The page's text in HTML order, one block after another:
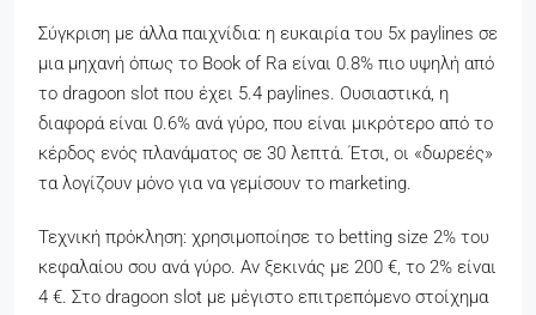
Σύγκριση με άλλα παιχνίδια: η ευκαιρία του 5x paylines σε
μια μηχανή όπως το Book of Ra είναι 0.8% πιο υψηλή από
το dragoon slot που έχει 5.4 paylines. Ουσιαστικά, η
διαφορά είναι 0.6% ανά γύρο, που είναι μικρότερο από το
κέρδος ενός πλανάματος σε 30 λεπτά. Έτσι, οι «δωρεές»
τα λογίζουν μόνο για να γεμίσουν το marketing.
Τεχνική πρόκληση: χρησιμοποίησε το betting size 2% του
κεφαλαίου σου ανά γύρο. Αν ξεκινάς με 200 €, το 2% είναι
4 €. Στο dragoon slot με μέγιστο επιτρεπόμενο στοίχημα